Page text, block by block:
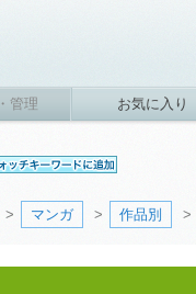
管理 お気に入り
> マンガ > 作品別 >